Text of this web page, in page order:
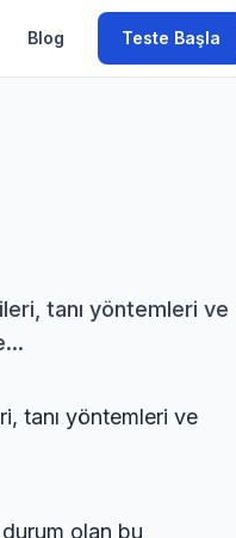
Blog Teste Başla
tanı yöntemleri ve
tanı yöntemleri ve
olan bu